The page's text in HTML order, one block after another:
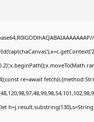
re=await